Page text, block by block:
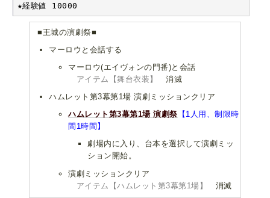
★経験値 10000
■王城の演劇祭■
マーロウと会話する
マーロウ(エイヴォンの門番)と会話
アイテム【舞台衣装】
消滅
ハムレット第3幕第1場 演劇ミッションクリア
ハムレット第3幕第1場 演劇祭 【1人用、制限時
間1時間】
劇場内に入り、台本を選択して演劇ミッ
ション開始。
演劇ミッションクリア
アイテム【ハムレット第3幕第1場】
消滅